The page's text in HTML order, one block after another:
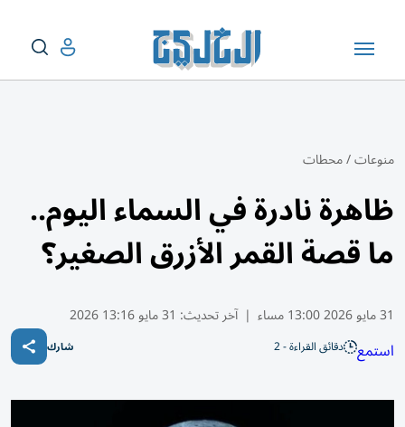
منوعات/محطات
ظاهرة نادرة في السماء اليوم..
ما قصة القمر الأزرق الصغير؟
31 مايو 2026 13:00 مساء | آخر تحديث: 31 مايو 13:16 2026
استمع دقائق القراءة - 2 شارك